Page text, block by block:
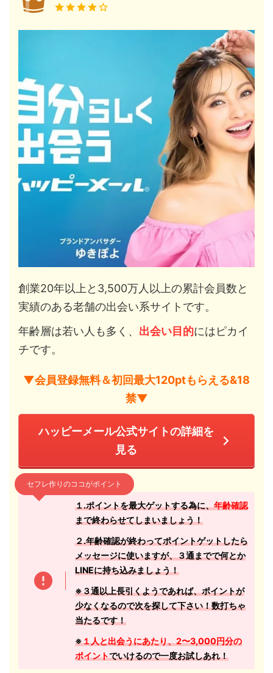
創業20年以上と3,500万人以上の累計会員数と
実績のある老舗の出会い系サイトです。
年齢層は若い人も多く、 出会い目的にはピカイ
チです。
▼会員登録無料＆初回最大120ptもらえる&18
禁▼
ハッピーメール公式サイトの詳細を
見る
セフレ作りのココがポイント
１.ポイントを最大ゲットする為に、年齢確認
まで終わらせてしまいましょう！
２.年齢確認が終わってポイントゲットしたら
メッセージに使いますが、３通までで何とか
LINEに持ち込みましょう！
※３通以上長引くようであれば、ポイントが
少なくなるので次を探して下さい！数打ちゃ
当たるです！
※１人と出会うにあたり、2〜3,000円分の
ポイントでいけるので一度お試しあれ！